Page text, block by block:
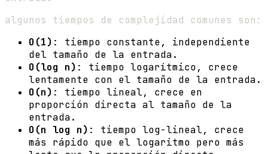
algunos tiempos de complejidad comunes son:
O(1) : tiempo constante, independiente
del tamaño de la entrada.
O(log n) : tiempo logarítmico, crece
lentamente con el tamaño de la entrada.
O(n) : tiempo lineal, crece en
proporción directa al tamaño de la
entrada.
O(n log n) : tiempo log-lineal, crece
más rápido que el logaritmo pero más